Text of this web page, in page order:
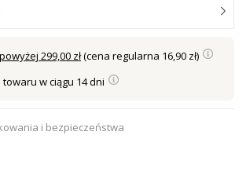
299,00 zł(cena regularna 16,90 zł)
w ciągu 14 dni
i bezpieczeństwa